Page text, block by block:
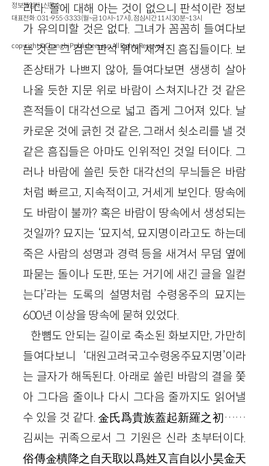
리다. 돌에 대해 아는 것이 없으니 판석이란 정보
가 유의미할 것은 없다. 그녀가 꼼꼼히 들여다보
는 것은 그 검은 판석 위에 새겨진 흠집들이다. 보
존상태가 나쁘지 않아, 들여다보면 생생히 살아
나올 듯한 지문 위로 바람이 스쳐지나간 것 같은
흔적들이 대각선으로 넓고 좁게 그어져 있다. 날
카로운 것에 긁힌 것 같은, 그래서 쇳소리를 낼 것
같은 흠집들은 아마도 인위적인 것일 터이다. 그
러나 바람에 쓸린 듯한 대각선의 무늬들은 바람
처럼 빠르고, 지속적이고, 거세게 보인다. 땅속에
도 바람이 불까? 혹은 바람이 땅속에서 생성되는
것일까? 묘지는 ‘묘지석, 묘지명이라고도 하는데
죽은 사람의 성명과 경력 등을 새겨서 무덤 옆에
파묻는 돌이나 도판, 또는 거기에 새긴 글을 일컫
는다’라는 도록의 설명처럼 수령옹주의 묘지는
600년 이상을 땅속에 묻혀 있었다.
한뼘도 안되는 길이로 축소된 화보지만, 가만히
들여다보니 ‘대원고려국고수령옹주묘지명’이라
는 글자가 해독된다. 아래로 쏠린 바람의 결을 쫓
아 그다음 줄이나 다시 그다음 줄까지도 읽어낼
수 있을 것 같다. 金氏爲貴族蓋起新羅之初……
김씨는 귀족으로서 그 기원은 신라 초부터이다.
俗傳金樻降之自天取以爲姓又言自以小昊金天
정보책임자 : 신문수
대표전화 : 031-955-3333(월~금 10시~17시), 점심시간 11시 30분~13시
copyright © Changbi Publishers, inc. All Rights Reserved.